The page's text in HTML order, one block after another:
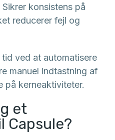
Sikrer konsistens på
reducerer fejl og
tid ved at automatisere
manuel indtastning af
på kerneaktiviteter.
et
Capsule?